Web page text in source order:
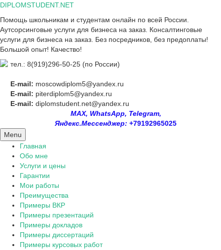
Skip
content
DIPLOMSTUDENT.NET
Помощь школьникам и студентам онлайн по всей России.
Аутсорсинговые услуги для бизнеса на заказ. Консалтинговые
услуги для бизнеса на заказ. Без посредников, без предоплаты!
Большой опыт! Качество!
тел.: 8(919)296-50-25 (по России)
E-mail: moscowdiplom5@yandex.ru
E-mail: piterdiplom5@yandex.ru
E-mail: diplomstudent.net@yandex.ru
MAX, WhatsApp, Telegram,
Яндекс.Мессенджер: +79192965025
Menu
Главная
Обо мне
Услуги и цены
Гарантии
Мои работы
Преимущества
Примеры ВКР
Примеры презентаций
Примеры докладов
Примеры диссертаций
Примеры курсовых работ